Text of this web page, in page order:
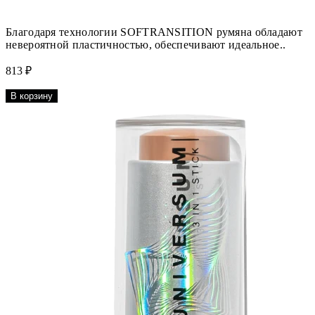
Благодаря технологии SOFTRANSITION румяна обладают
невероятной пластичностью, обеспечивают идеальное..
813 ₽
В корзину